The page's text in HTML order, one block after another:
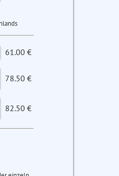
61.00 €
78.50 €
82.50 €